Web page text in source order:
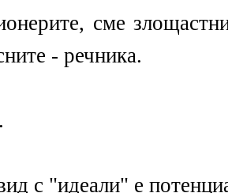
сме
- речника.
с "идеали" е